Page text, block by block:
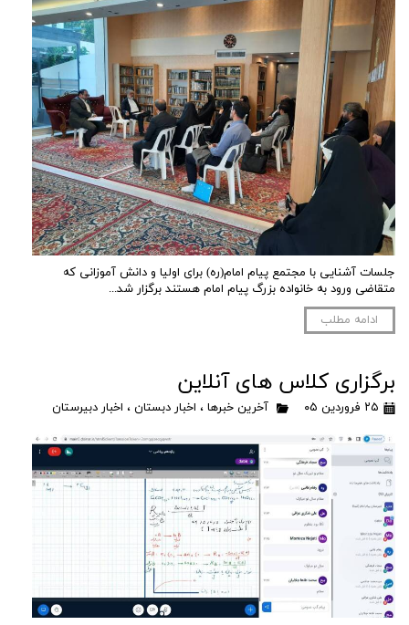
جلسات آشنایی با مجتمع پیام امام(ره) برای اولیا و دانش آموزانی که
متقاضی ورود به خانواده بزرگ پیام امام هستند برگزار شد...
ادامه مطلب
برگزاری کلاس های آنلاین
۲۵ فروردین ۰۵ آخرین خبرها ، اخبار دبستان ، اخبار دبیرستان